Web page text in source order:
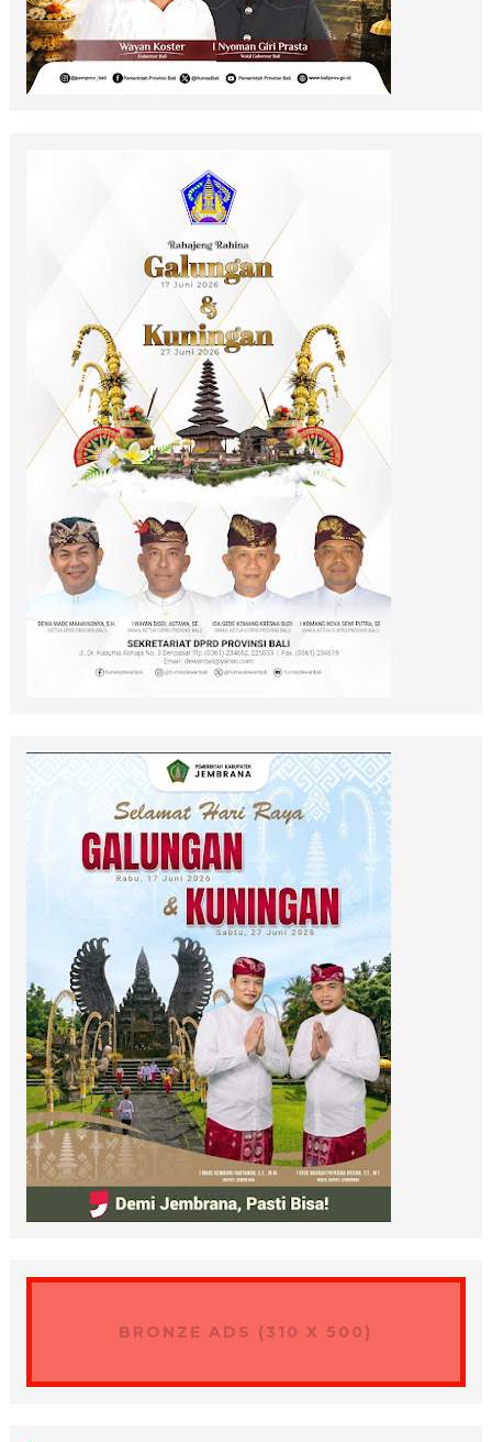
BRONZE ADS (310 X 500)